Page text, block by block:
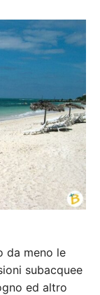
da meno le
subacquee
ed altro